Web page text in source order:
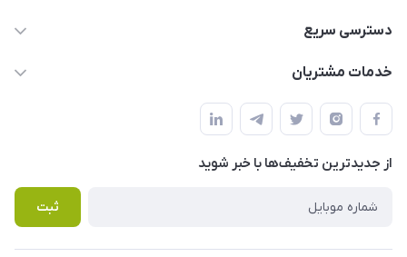
09123855612
املاک مدنی - نوساز شاپ
دسترسی سریع
حساب کاربری
لیست محصولات
درباره ما
خدمات مشتریان
قوانین و مقررات
حریم خصوصی
راهنما
پرسش های متداول
از جدید‌ترین تخفیف‌ها با‌ خبر شوید
ثبت